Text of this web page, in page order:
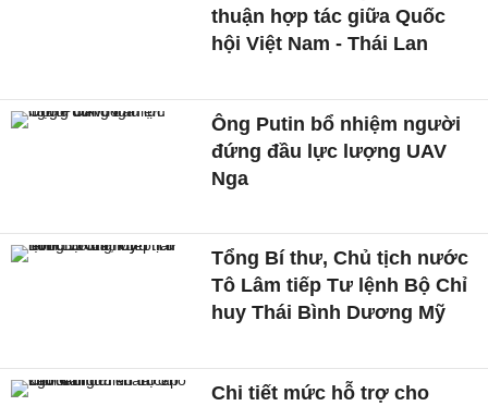
thuận hợp tác giữa Quốc
hội Việt Nam - Thái Lan
Ông Putin bổ nhiệm người
đứng đầu lực lượng UAV
Nga
Tổng Bí thư, Chủ tịch nước
Tô Lâm tiếp Tư lệnh Bộ Chỉ
huy Thái Bình Dương Mỹ
Chi tiết mức hỗ trợ cho